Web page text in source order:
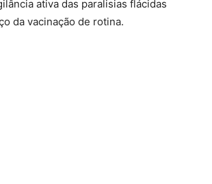
ativa das paralisias flácidas
da vacinação de rotina.